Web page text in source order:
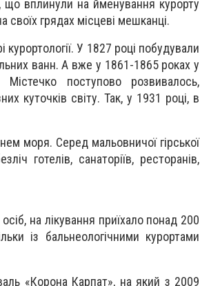
що вплинули на йменування курорту
своїх грядах місцеві мешканці.
У 1827 році побудували
ванн. А вже у 1861-1865 роках у
поступово розвивалось,
куточків світу. Так, у 1931 році, в
моря. Серед мальовничої гірської
готелів, санаторіїв, ресторанів,
на лікування приїхало понад 200
із бальнеологічними курортами
«Корона Карпат», на який з 2009